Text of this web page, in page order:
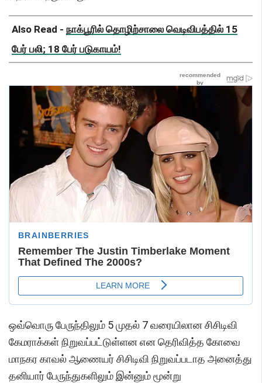
Also Read - நாக்பூரில் தொழிற்சாலை வெடிவிபத்தில் 15
பேர் பலி; 18 பேர் படுகாயம்!
ஒவ்வொரு பேருந்திலும் 5 முதல் 7 வரையிலான சிசிடிவி
கேமராக்கள் நிறுவப்பட்டுள்ளன என தெரிவித்த கோவை
மாநகர காவல் ஆணையர் சிசிடிவி நிறுவப்படாத அனைத்து
தனியார் பேருந்துகளிலும் இன்னும் மூன்று